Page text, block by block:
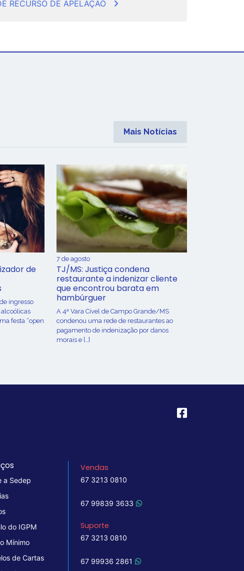
RECURSO DE APELAÇÃO
Mais Notícias
de
ingresso
festa “open
7 de agosto
TJ/MS: Justiça condena
restaurante a indenizar cliente
que encontrou barata em
hambúrguer
A 4ª Vara Cível de Campo Grande/MS
condenou uma rede de restaurantes ao
pagamento de indenização por danos
morais e […]
a Sedep
do IGPM
Mínimo
de Cartas
Vendas
67 3213 0810
67 99839 3633
Suporte
67 3213 0810
67 99936 2861